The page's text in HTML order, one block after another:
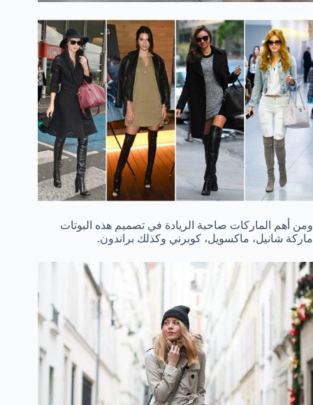
ومن أهم الماركات صاحبة الريادة في تصميم هذه البوتات
ماركة شانيل، ماكسويل، كوبرني وكذلك براندون.